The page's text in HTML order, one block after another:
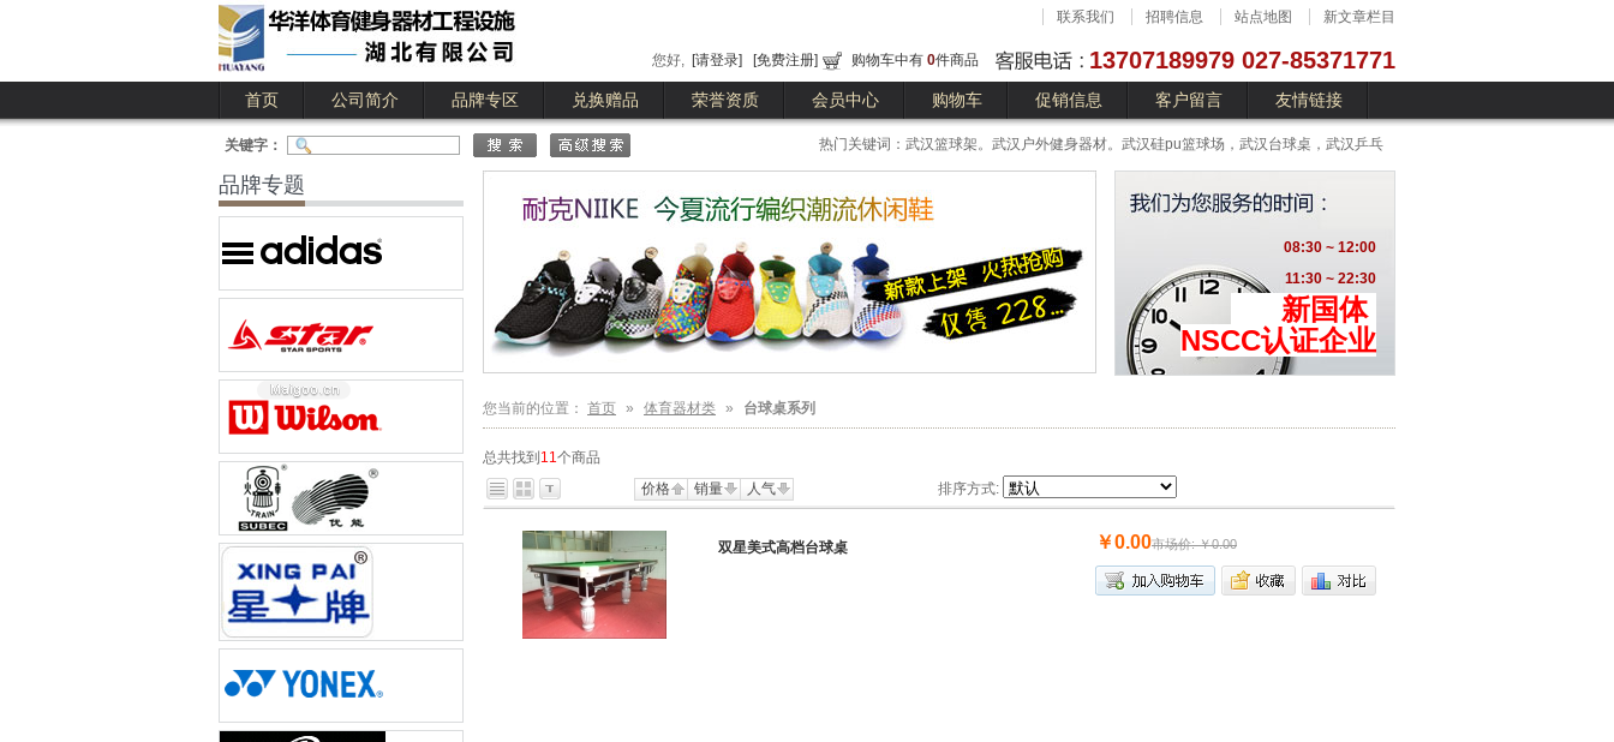
您好, [请登录] [免费注册] 购物车中有 0件商品 13707189979 027-85371771
联系我们 招聘信息 站点地图 新文章栏目
首页 公司简介 品牌专区 兑换赠品 荣誉资质 会员中心 购物车 促销信息 客户留言 友情链接
公司简介 公司业绩 热门关键词：武汉篮球架。武汉户外健身器材。武汉硅pu篮球场，武汉台球桌，武汉乒乓
关键字：
品牌专题
08:30 ~ 12:00
11:30 ~ 22:30
新国体
NSCC认证企业
您当前的位置： 首页 » 体育器材类 » 台球桌系列
总共找到 11个商品
价格
销量 人气 排序方式:
双星美式高档台球桌 ￥0.00市场价: ￥0.00